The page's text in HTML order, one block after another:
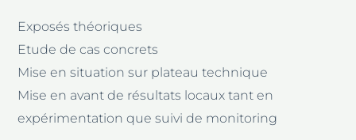
Exposés théoriques
Etude de cas concrets
Mise en situation sur plateau technique
Mise en avant de résultats locaux tant en
expérimentation que suivi de monitoring